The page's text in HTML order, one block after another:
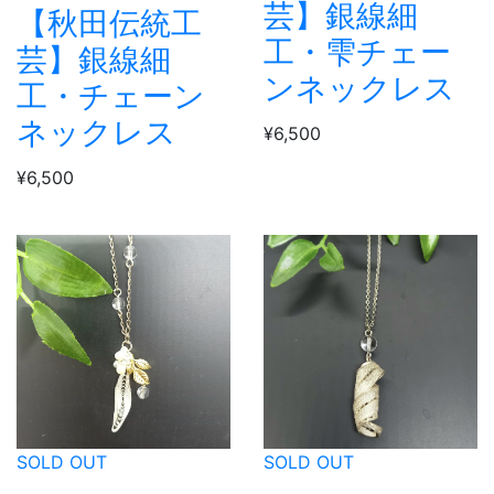
【秋田伝統工
芸】銀線細
工・チェーン
ネックレス
¥6,500
芸】銀線細
工・雫チェー
ンネックレス
¥6,500
SOLD OUT SOLD OUT